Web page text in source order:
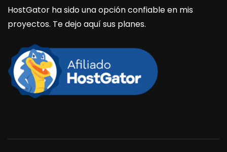
HostGator ha sido una opción confiable en mis
proyectos. Te dejo aquí sus planes.